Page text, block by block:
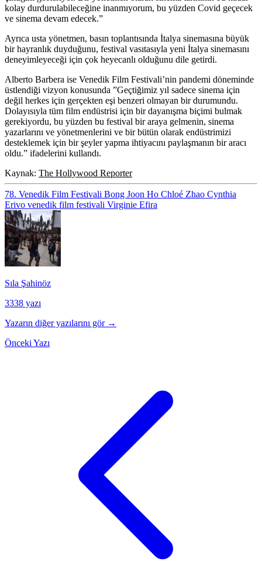
kolay durdurulabileceğine inanmıyorum, bu yüzden Covid geçecek
ve sinema devam edecek.”
Ayrıca usta yönetmen, basın toplantısında İtalya sinemasına büyük
bir hayranlık duyduğunu, festival vasıtasıyla yeni İtalya sinemasını
deneyimleyeceği için çok heyecanlı olduğunu dile getirdi.
Alberto Barbera ise Venedik Film Festivali’nin pandemi döneminde
üstlendiği vizyon konusunda ”Geçtiğimiz yıl sadece sinema için
değil herkes için gerçekten eşi benzeri olmayan bir durumundu.
Dolayısıyla tüm film endüstrisi için bir dayanışma biçimi bulmak
gerekiyordu, bu yüzden bu festival bir araya gelmenin, sinema
yazarlarını ve yönetmenlerini ve bir bütün olarak endüstrimizi
desteklemek için bir şeyler yapma ihtiyacını paylaşmanın bir aracı
oldu.” ifadelerini kullandı.
Kaynak: The Hollywood Reporter
78. Venedik Film Festivali Bong Joon Ho Chloé Zhao Cynthia
Erivo venedik film festivali Virginie Efira
Sıla Şahinöz
3338 yazı
Yazarın diğer yazılarını gör →
Önceki Yazı